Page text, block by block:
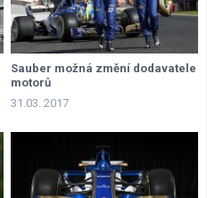
Sauber možná změní dodavatele
motorů
31.03. 2017